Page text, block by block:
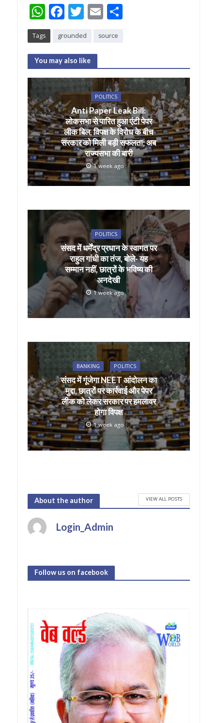
W
h
at
s
A
p
p
F
e
b
o
o
k
T
itt
er
E
ai
S
Tags grounded source
You may also like
POLITICS
Anti Paper Leak Bill:
लोकसभा से पारित हुआ एंटी पेपर
लीक बिल, विपक्ष के विरोध के बीच
सरकार को मिली बड़ी सफलता; अब
राज्यसभा की बारी
1 week ago
POLITICS
संसद में धर्मेंद्र प्रधान के स्वागत पर
राहुल गांधी का तंज, बोले- यह
सम्मान नहीं, छात्रों के भविष्य की
अनदेखी
1 week ago
BANKING POLITICS
संसद में गूंजेगा NEET आंदोलन का
मुद्दा, छात्रों पर कार्रवाई और पेपर
लीक को लेकर सरकार पर हमलावर
होगा विपक्ष
1 week ago
About the author VIEW ALL POSTS
Login_Admin
Follow us on facebook